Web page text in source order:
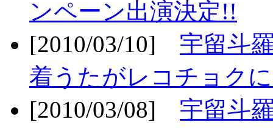
ンペーン出演決定!!
[2010/03/10] 宇留斗
着うたがレコチョク
[2010/03/08] 宇留斗